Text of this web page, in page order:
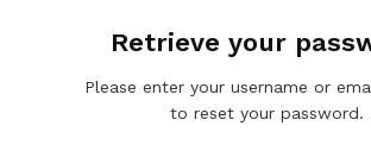
Retrieve your
Please enter your username or
to reset your password.